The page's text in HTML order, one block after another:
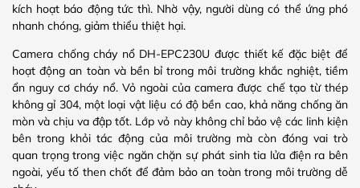
kích hoạt báo động tức thì. Nhờ vậy, người dùng có thể ứng phó
nhanh chóng, giảm thiểu thiệt hại.
Camera chống cháy nổ DH-EPC230U được thiết kế đặc biệt để
hoạt động an toàn và bền bỉ trong môi trường khắc nghiệt, tiềm
ẩn nguy cơ cháy nổ. Vỏ ngoài của camera được chế tạo từ thép
không gỉ 304, một loại vật liệu có độ bền cao, khả năng chống ăn
mòn và chịu va đập tốt. Lớp vỏ này không chỉ bảo vệ các linh kiện
bên trong khỏi tác động của môi trường mà còn đóng vai trò
quan trọng trong việc ngăn chặn sự phát sinh tia lửa điện ra bên
ngoài, yếu tố then chốt để đảm bảo an toàn trong môi trường dễ